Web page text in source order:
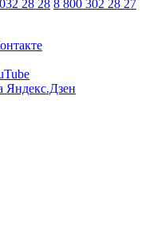
28 28 8 800 302 28 27